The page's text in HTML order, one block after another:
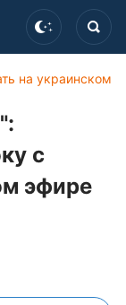
на украинском
с
эфире